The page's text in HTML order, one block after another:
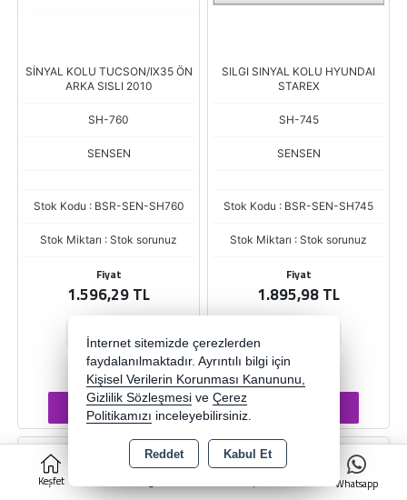
Keşfet
0
Whatsapp
SİNYAL KOLU TUCSON/IX35 ÖN
ARKA SISLI 2010
SH-760
SENSEN
Stok Kodu : BSR-SEN-SH760
Stok Miktarı : Stok sorunuz
Fiyat
1.596,29 TL
+
AD
Sepete Ekle
SILGI SINYAL KOLU HYUNDAI
STAREX
SH-745
SENSEN
Stok Kodu : BSR-SEN-SH745
Stok Miktarı : Stok sorunuz
Fiyat
1.895,98 TL
İnternet sitemizde çerezlerden
faydalanılmaktadır. Ayrıntılı bilgi için
Kişisel Verilerin Korunması Kanununu,
Gizlilik Sözleşmesi ve Çerez
Politikamızı inceleyebilirsiniz.
Reddet Kabul Et